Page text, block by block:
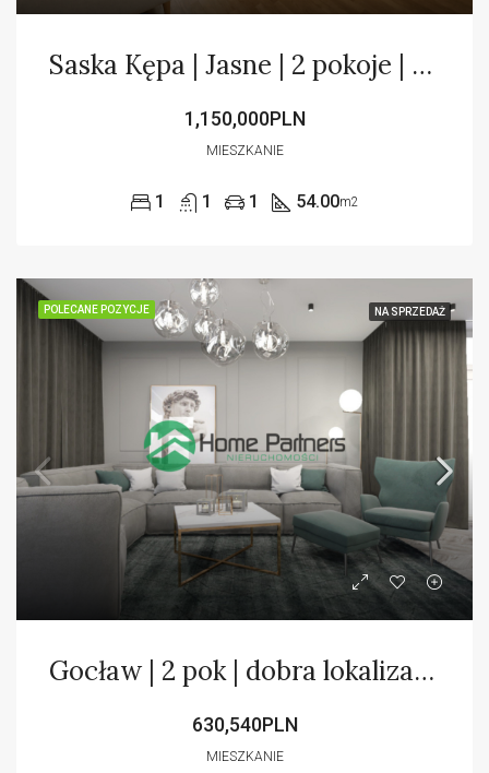
Saska Kępa | Jasne | 2 pokoje | Balkon | Garaż
1,150,000PLN
MIESZKANIE
1 1 1 54.00m2
POLECANE POZYCJE NA SPRZEDAŻ
Gocław | 2 pok | dobra lokalizacja | Bez prowizji
630,540PLN
MIESZKANIE